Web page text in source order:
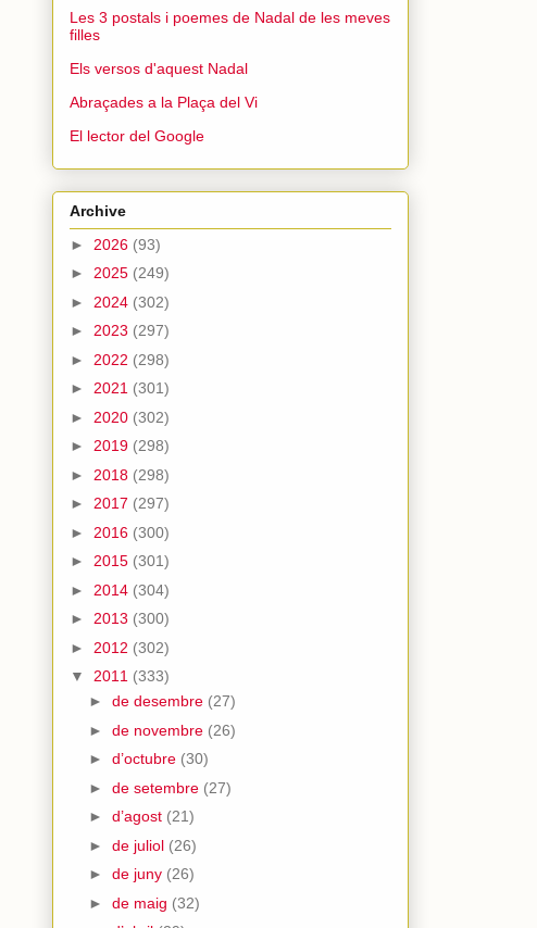
Les 3 postals i poemes de Nadal de les meves
filles
Els versos d'aquest Nadal
Abraçades a la Plaça del Vi
El lector del Google
Archive
► 2026 (93)
► 2025 (249)
► 2024 (302)
► 2023 (297)
► 2022 (298)
► 2021 (301)
► 2020 (302)
► 2019 (298)
► 2018 (298)
► 2017 (297)
► 2016 (300)
► 2015 (301)
► 2014 (304)
► 2013 (300)
► 2012 (302)
▼ 2011 (333)
► de desembre (27)
► de novembre (26)
► d’octubre (30)
► de setembre (27)
► d’agost (21)
► de juliol (26)
► de juny (26)
► de maig (32)